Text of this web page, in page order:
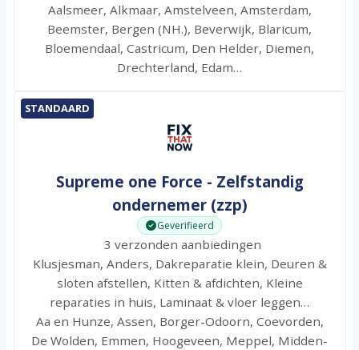
Aalsmeer, Alkmaar, Amstelveen, Amsterdam,
Beemster, Bergen (NH.), Beverwijk, Blaricum,
Bloemendaal, Castricum, Den Helder, Diemen,
Drechterland, Edam…
STANDAARD
Supreme one Force - Zelfstandig
ondernemer (zzp)
Geverifieerd
3 verzonden aanbiedingen
Klusjesman, Anders, Dakreparatie klein, Deuren &
sloten afstellen, Kitten & afdichten, Kleine
reparaties in huis, Laminaat & vloer leggen…
Aa en Hunze, Assen, Borger-Odoorn, Coevorden,
De Wolden, Emmen, Hoogeveen, Meppel, Midden-